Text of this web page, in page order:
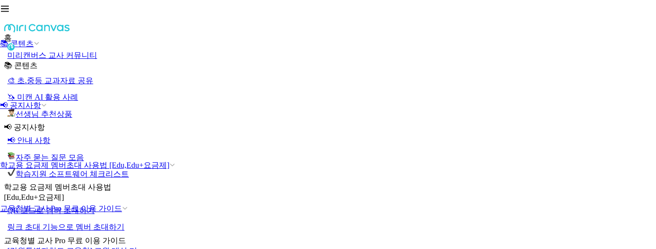
📚 콘텐츠
📢 공지사항
학교용 요금제 멤버초대 사용법 [Edu,Edu+요금제]
교육청별 교사 Pro 무료 이용 가이드
홈
미리캔버스 교사 커뮤니티
📚 콘텐츠
🎨 초.중등 교과자료 공유
🦄 미캔 AI 활용 사례
선생님 추천상품
📢 공지사항
📢 안내 사항
자주 묻는 질문 모음
학습지원 소프트웨어 체크리스트
학교용 요금제 멤버초대 사용법
[Edu,Edu+요금제]
QR 코드로 멤버 초대하기
링크 초대 기능으로 멤버 초대하기
교육청별 교사 Pro 무료 이용 가이드